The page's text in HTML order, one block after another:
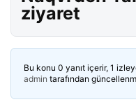
ziyaret
Bu konu 0 yanıt içerir, 1
admin tarafından